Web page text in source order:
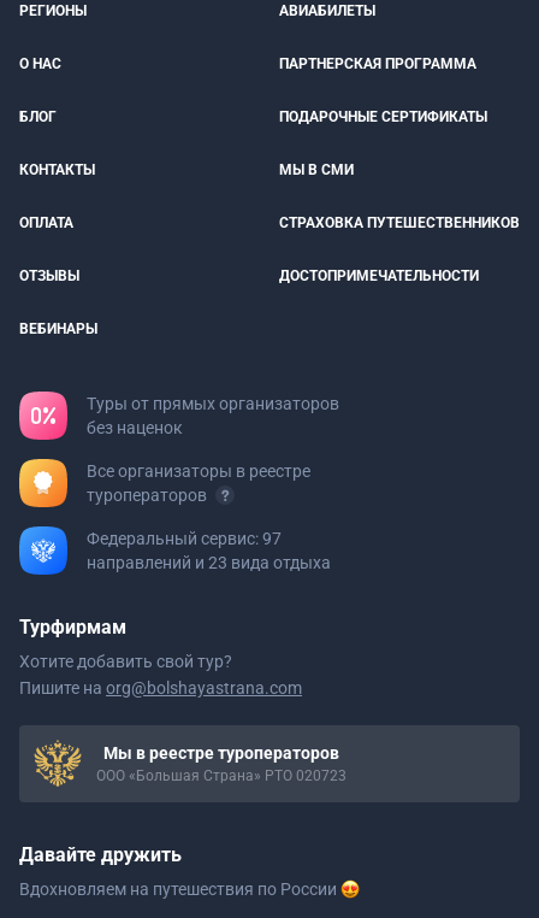
РЕГИОНЫ АВИАБИЛЕТЫ
О НАС ПАРТНЕРСКАЯ ПРОГРАММА
БЛОГ ПОДАРОЧНЫЕ СЕРТИФИКАТЫ
КОНТАКТЫ МЫ В СМИ
ОПЛАТА СТРАХОВКА ПУТЕШЕСТВЕННИКОВ
ОТЗЫВЫ ДОСТОПРИМЕЧАТЕЛЬНОСТИ
ВЕБИНАРЫ
Туры от прямых организаторов
без наценок
Все организаторы в реестре
туроператоров
Федеральный сервис: 97
направлений и 23 вида отдыха
Турфирмам
Хотите добавить свой тур?
Пишите на org@bolshayastrana.com
Мы в реестре туроператоров
ООО «Большая Страна» РТО 020723
Давайте дружить
Вдохновляем на путешествия по России